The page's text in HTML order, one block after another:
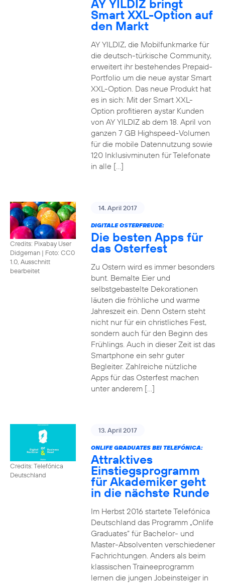
AY YILDIZ bringt
Smart XXL-Option auf
den Markt
AY YILDIZ, die Mobilfunkmarke für
die deutsch-türkische Community,
erweitert ihr bestehendes Prepaid-
Portfolio um die neue aystar Smart
XXL-Option. Das neue Produkt hat
es in sich: Mit der Smart XXL-
Option profitieren aystar Kunden
von AY YILDIZ ab dem 18. April von
ganzen 7 GB Highspeed-Volumen
für die mobile Datennutzung sowie
120 Inklusivminuten für Telefonate
in alle […]
Credits: Pixabay User
Didgeman | Foto: CC0
1.0, Ausschnitt
bearbeitet
14. April 2017
DIGITALE OSTERFREUDE:
Die besten Apps für
das Osterfest
Zu Ostern wird es immer besonders
bunt. Bemalte Eier und
selbstgebastelte Dekorationen
läuten die fröhliche und warme
Jahreszeit ein. Denn Ostern steht
nicht nur für ein christliches Fest,
sondern auch für den Beginn des
Frühlings. Auch in dieser Zeit ist das
Smartphone ein sehr guter
Begleiter. Zahlreiche nützliche
Apps für das Osterfest machen
unter anderem […]
Credits: Telefónica
Deutschland
13. April 2017
ONLIFE GRADUATES BEI TELEFÓNICA:
Attraktives
Einstiegsprogramm
für Akademiker geht
in die nächste Runde
Im Herbst 2016 startete Telefónica
Deutschland das Programm „Onlife
Graduates“ für Bachelor- und
Master-Absolventen verschiedener
Fachrichtungen. Anders als beim
klassischen Traineeprogramm
lernen die jungen Jobeinsteiger in